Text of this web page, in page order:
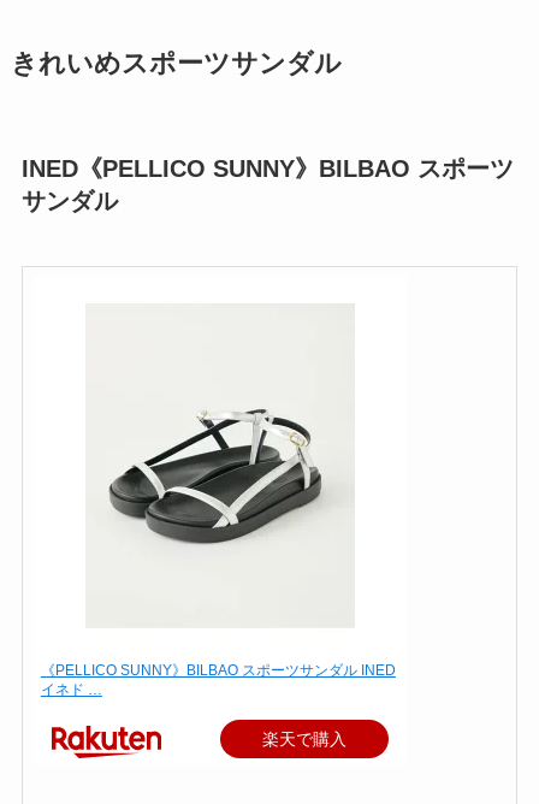
きれいめスポーツサンダル
INED《PELLICO SUNNY》BILBAO スポーツ
サンダル
《PELLICO SUNNY》BILBAO スポーツサンダル INED
イネド …
楽天で購入